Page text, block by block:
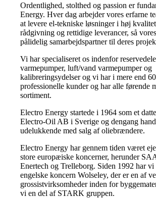
Ordentlighed, stolthed og passion er
Energy. Hver dag arbejder vores erfarne
at levere el-tekniske løsninger i høj
rådgivning og rettidige leverancer, så
pålidelig samarbejdspartner til deres
Vi har specialiseret os indenfor
varmepumper, luft/vand varmepumper og
kalibreringsydelser og vi har i mere end
professionelle kunder og har alle førende
sortiment.
Electro Energy startede i 1964 som et
Electro-Oil AB i Sverige og dengang
udelukkende med salg af oliebrændere.
Electro Energy har gennem tiden været
store europæiske koncerner, herunder
Enertech og Trelleborg. Siden 1992 har vi
engelske koncern Wolseley, der er en af
grossistvirksomheder inden for
vi en del af STARK gruppen.